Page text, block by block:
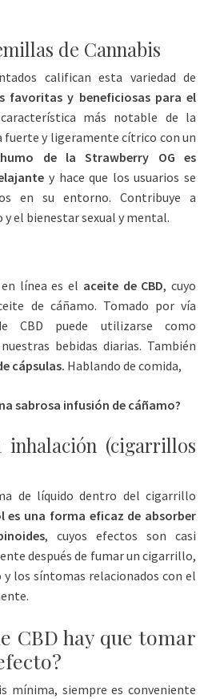
de Cannabis
califican esta variedad de
favoritas y beneficiosas para el
más notable de la
fuerte y ligeramente cítrico con un
de la Strawberry OG es
y hace que los usuarios se
en su entorno. Contribuye a
el bienestar sexual y mental.
línea es el aceite de CBD, cuyo
de cáñamo. Tomado por vía
CBD puede utilizarse como
bebidas diarias. También
cápsulas. Hablando de comida,
sabrosa infusión de cáñamo?
inhalación (cigarrillos
de líquido dentro del cigarrillo
es una forma eficaz de absorber
, cuyos efectos son casi
después de fumar un cigarrillo,
los síntomas relacionados con el
CBD hay que tomar
mínima, siempre es conveniente